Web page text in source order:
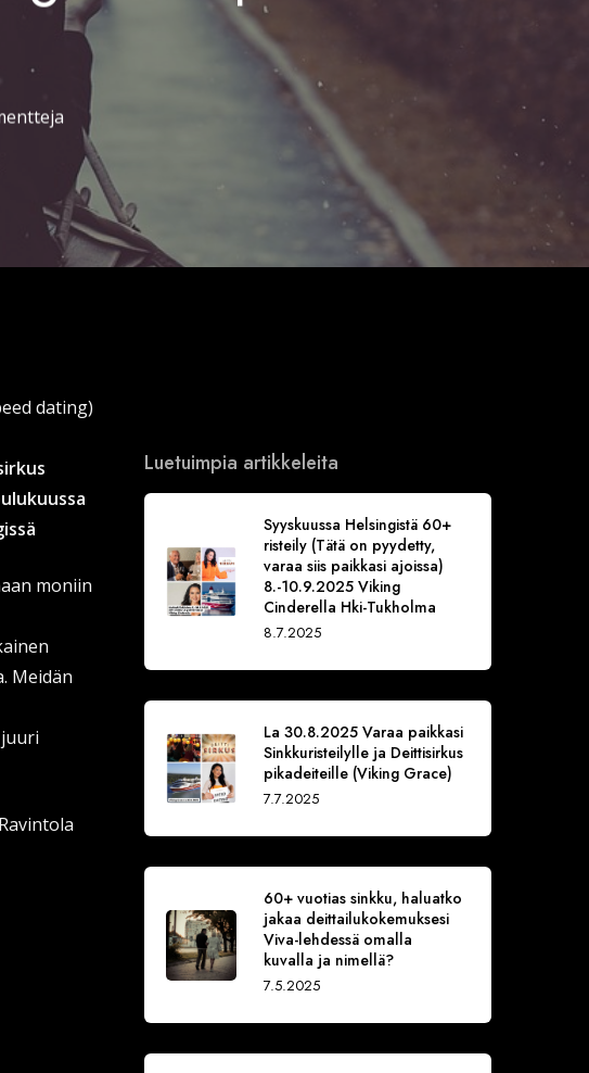
dating)
moniin
Meidän
Luetuimpia artikkeleita
Syyskuussa Helsingistä 60+
risteily (Tätä on pyydetty,
varaa siis paikkasi ajoissa)
8.-10.9.2025 Viking
Cinderella Hki-Tukholma
8.7.2025
La 30.8.2025 Varaa paikkasi
Sinkkuristeilylle ja Deittisirkus
pikadeiteille (Viking Grace)
7.7.2025
60+ vuotias sinkku, haluatko
jakaa deittailukokemuksesi
Viva-lehdessä omalla
kuvalla ja nimellä?
7.5.2025